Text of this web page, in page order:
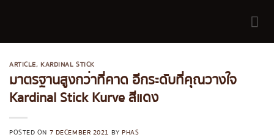
ARTICLE,KARDINAL STICK
มาตรฐานสูงกว่าที่คาด อีกระดับที่คุณวางใจ
Kardinal Stick Kurve สีแดง
POSTED ON 7 DECEMBER 2021 BYPHAS